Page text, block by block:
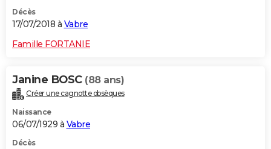
Décès
17/07/2018 à Vabre
Famille FORTANIE
Janine BOSC (88 ans)
Créer une cagnotte obsèques
Naissance
06/07/1929 à Vabre
Décès